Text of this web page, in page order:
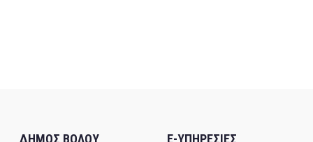
ΔΗΜΟΣ ΒΟΛΟΥ E-ΥΠΗΡΕΣΙΕΣ